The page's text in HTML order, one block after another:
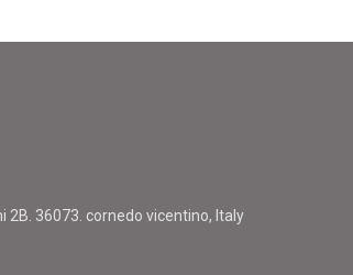
2B. 36073. cornedo vicentino, Italy